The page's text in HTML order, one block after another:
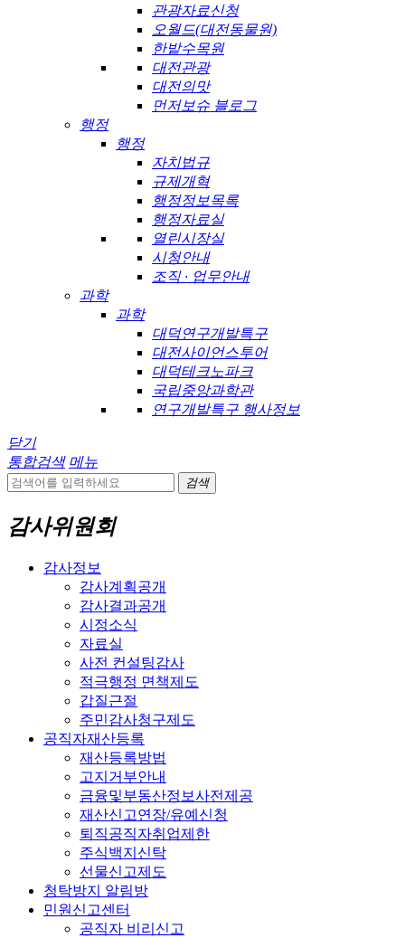
관광자료신청
오월드(대전동물원)
한밭수목원
대전관광
대전의맛
먼저보슈 블로그
행정
행정
자치법규
규제개혁
행정정보목록
행정자료실
열린시장실
시청안내
조직 · 업무안내
과학
과학
대덕연구개발특구
대전사이언스투어
대덕테크노파크
국립중앙과학관
연구개발특구 행사정보
닫기
통합검색 메뉴
검색
감사위원회
감사정보
감사계획공개
감사결과공개
시정소식
자료실
사전 컨설팅감사
적극행정 면책제도
갑질근절
주민감사청구제도
공직자재산등록
재산등록방법
고지거부안내
금융및부동산정보사전제공
재산신고연장/유예신청
퇴직공직자취업제한
주식백지신탁
선물신고제도
청탁방지 알림방
민원신고센터
공직자 비리신고